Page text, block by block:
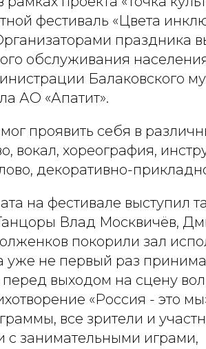
фестиваль «Цвета
праздника
обслуживания
Балаковского
АО «Апатит».
проявить себя в
вокал, хореография,
декоративно-
на фестивале выступил
Влад Москвичёв,
покорили зал
уже не первый раз
перед выходом на сцену
«Россия - это
все зрители и
с занимательными играми,